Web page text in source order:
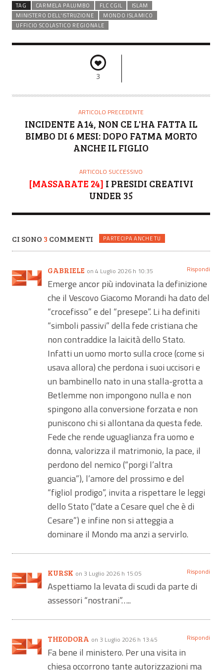
TAG
CARMELA PALUMBO FLC CGIL
ISLAM
MINISTERO DELL'ISTRUZIONE
MONDO ISLAMICO
UFFICIO SCOLASTICO REGIONALE
3
ARTICOLO PRECEDENTE
INCIDENTE A14, NON CE L'HA FATTA IL
BIMBO DI 6 MESI: DOPO FATMA MORTO
ANCHE IL FIGLIO
ARTICOLO SUCCESSIVO
[MASSARATE 24] I PRESIDI CREATIVI
UNDER 35
CI SONO 3 COMMENTI PARTECIPA ANCHE TU
GABRIELE on 4 Luglio 2026 h 10:35 Rispondi
Emerge ancor più indovinata la definizione
che il Vescovo Giacomo Morandi ha dato del
“crocefisso” e del “presepe”. Li ha definiti
“simboli passivi” della fede cristiana che
non contraddice la laicità dello Stato.
Infatti un uomo morto sulla croce (come si
usava allora) che perdona i suoi uccisori e
un bambinello nato in una stalla-grotta a
Betlemme non impongono nulla e non
spingono alla conversione forzata e non
puniscono chi si allontana da questa fede.
Fede che rende uguaglianza fra uomo e
donna, valorizza il matrimonio, la pace, il
perdono del nemico (“porgi l’altra
guancia”), l’amore del prossimo e del
“figliol prodigo”, invita a rispettare le leggi
dello Stato (“date a Cesare quel che è di
Cesare”) e infine non si atteggia a
dominare il Mondo ma anzi a servirlo.
KURSK on 3 Luglio 2026 h 15:05 Rispondi
Aspettiamo la levata di scudi da parte di
assessori “nostrani”…..
THEODORA on 3 Luglio 2026 h 13:45 Rispondi
Fa bene il ministero. Per una visita in
chiesa occorrono tante autorizzazioni ma